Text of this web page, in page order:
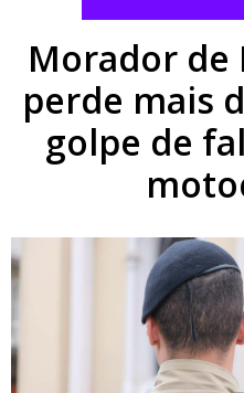
Morador de
perde mais
golpe de